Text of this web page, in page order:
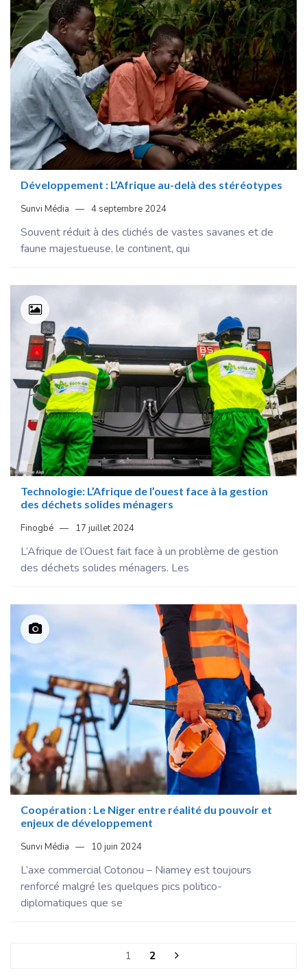
Développement : L’Afrique au-delà des stéréotypes
Sunvi Média 4 septembre 2024
Souvent réduit à des clichés de vastes savanes et de
faune majestueuse, le continent, qui
Technologie: L’Afrique de l’ouest face à la gestion
des déchets solides ménagers
Finogbé 17 juillet 2024
L’Afrique de l’Ouest fait face à un problème de gestion
des déchets solides ménagers. Les
Coopération : Le Niger entre réalité du pouvoir et
enjeux de développement
Sunvi Média 10 juin 2024
L’axe commercial Cotonou – Niamey est toujours
renforcé malgré les quelques pics politico-
diplomatiques que se
1 2